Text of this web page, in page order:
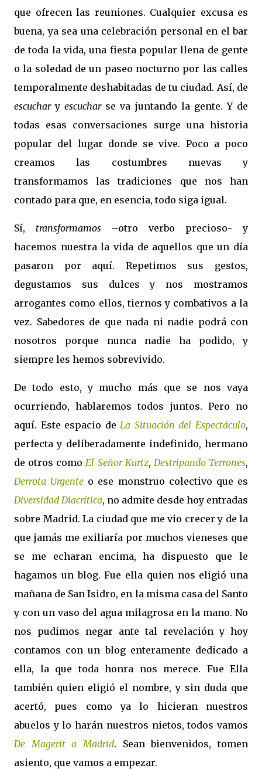
que ofrecen las reuniones. Cualquier excusa es
buena, ya sea una celebración personal en el bar
de toda la vida, una fiesta popular llena de gente
o la soledad de un paseo nocturno por las calles
temporalmente deshabitadas de tu ciudad. Así, de
escucharyescucharse va juntando la gente. Y de
todas esas conversaciones surge una historia
popular del lugar donde se vive. Poco a poco
creamos las costumbres nuevas y
transformamos las tradiciones que nos han
contado para que, en esencia, todo siga igual.
Sí, transformamos –otro verbo precioso- y
hacemos nuestra la vida de aquellos que un día
pasaron por aquí. Repetimos sus gestos,
degustamos sus dulces y nos mostramos
arrogantes como ellos, tiernos y combativos a la
vez. Sabedores de que nada ni nadie podrá con
nosotros porque nunca nadie ha podido, y
siempre les hemos sobrevivido.
De todo esto, y mucho más que se nos vaya
ocurriendo, hablaremos todos juntos. Pero no
aquí. Este espacio deLa Situación del Espectáculo,
perfecta y deliberadamente indefinido, hermano
de otros comoEl Señor Kurtz, Destripando Terrones,
Derrota Urgente o ese monstruo colectivo que es
Diversidad Diacrítica, no admite desde hoy entradas
sobre Madrid. La ciudad que me vio crecer y de la
que jamás me exiliaría por muchos vieneses que
se me echaran encima, ha dispuesto que le
hagamos un blog. Fue ella quien nos eligió una
mañana de San Isidro, en la misma casa del Santo
y con un vaso del agua milagrosa en la mano. No
nos pudimos negar ante tal revelación y hoy
contamos con un blog enteramente dedicado a
ella, la que toda honra nos merece. Fue Ella
también quien eligió el nombre, y sin duda que
acertó, pues como ya lo hicieran nuestros
abuelos y lo harán nuestros nietos, todos vamos
De Magerit a Madrid. Sean bienvenidos, tomen
asiento, que vamos a empezar.